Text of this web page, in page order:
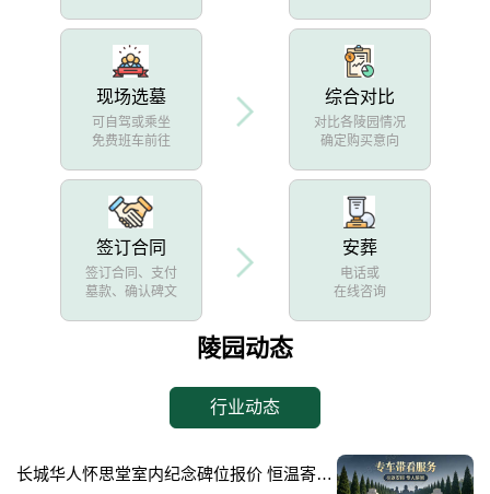
现场选墓
可自驾或乘坐
免费班车前往
综合对比
对比各陵园情况
确定购买意向
签订合同
签订合同、支付
墓款、确认碑文
安葬
电话或
在线咨询
陵园动态
行业动态
长城华人怀思堂室内纪念碑位报价 恒温寄存配套同步减免详解